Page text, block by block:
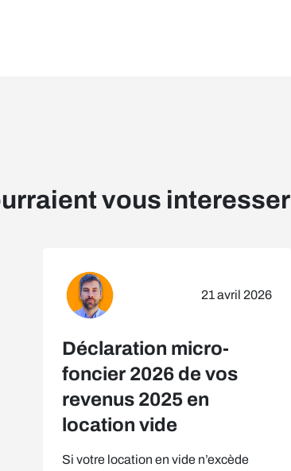
vous interesser
21 avril 2026
Déclaration micro-
foncier 2026 de vos
revenus 2025 en
location vide
Si votre location en vide n’excède